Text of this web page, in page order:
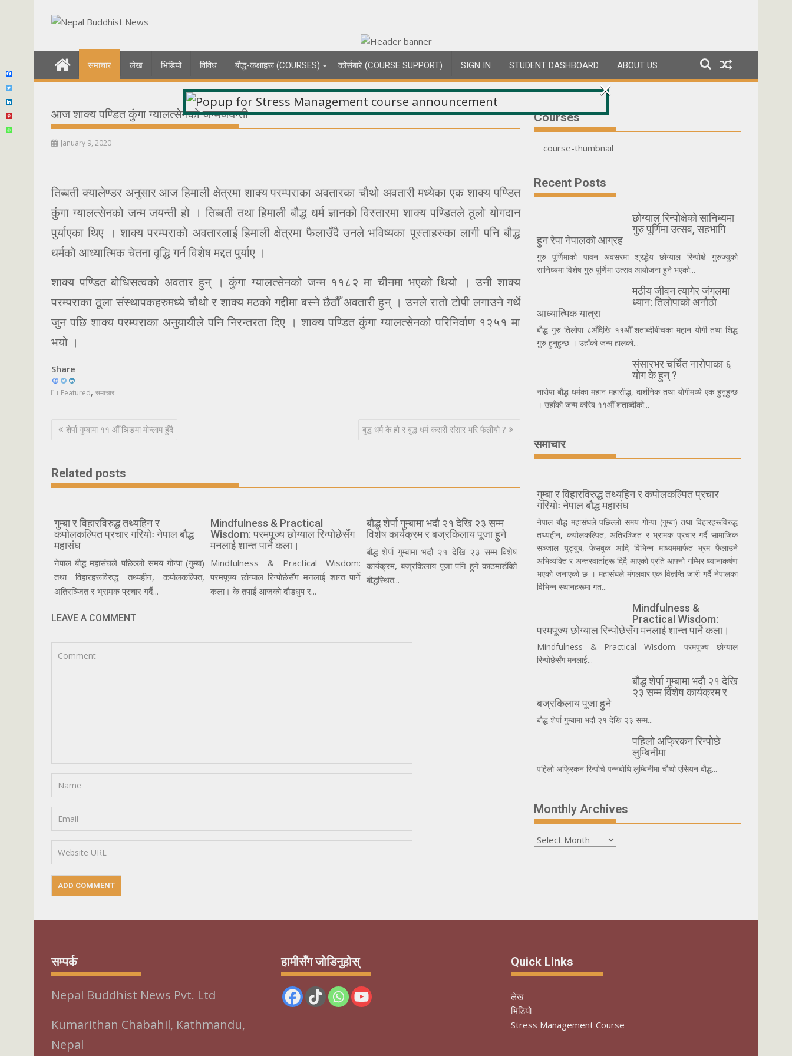
समाचार लेख भिडियो विविध बौद्ध-कक्षाहरू (COURSES) कोर्सबारे (COURSE SUPPORT) SIGN IN STUDENT DASHBOARD ABOUT US
आज शाक्य पण्डित कुंगा ग्यालत्सेनको जन्मजयन्ती
January 9, 2020
तिब्बती क्यालेण्डर अनुसार आज हिमाली क्षेत्रमा शाक्य परम्पराका अवतारका चौथो अवतारी मध्येका एक शाक्य पण्डित
कुंगा ग्यालत्सेनको जन्म जयन्ती हो । तिब्बती तथा हिमाली बौद्ध धर्म ज्ञानको विस्तारमा शाक्य पण्डितले ठूलो योगदान
पुर्याएका थिए । शाक्य परम्पराको अवतारलाई हिमाली क्षेत्रमा फैलाउँदै उनले भविष्यका पूस्ताहरुका लागी पनि बौद्ध
धर्मको आध्यात्मिक चेतना वृद्धि गर्न विशेष मद्दत पुर्याए ।
शाक्य पण्डित बोधिसत्वको अवतार हुन् । कुंगा ग्यालत्सेनको जन्म ११८२ मा चीनमा भएको थियो । उनी शाक्य
परम्पराका ठूला संस्थापकहरुमध्ये चौथो र शाक्य मठको गद्दीमा बस्ने छैठौँ अवतारी हुन् । उनले रातो टोपी लगाउने गर्थे
जुन पछि शाक्य परम्पराका अनुयायीले पनि निरन्तरता दिए । शाक्य पण्डित कुंगा ग्यालत्सेनको परिनिर्वाण १२५१ मा
भयो ।
Share
Featured, समाचार
Post
शेर्पा गुम्बामा ११ औँ ञिङमा मोन्लाम हुँदै बुद्ध धर्म के हो र बुद्ध धर्म कसरी संसार भरि फैलीयो ?
Related posts
गुम्बा र विहारविरुद्ध तथ्यहिन र
कपोलकल्पित प्रचार गरियोः नेपाल बौद्ध
महासंघ
नेपाल बौद्ध महासंघले पछिल्लो समय गोन्पा (गुम्बा)
तथा विहारहरूविरुद्ध तथ्यहीन, कपोलकल्पित,
अतिरञ्जित र भ्रामक प्रचार गर्दै...
Mindfulness & Practical
Wisdom: परमपूज्य छोग्याल रिन्पोछेसँग
मनलाई शान्त पार्ने कला।
Mindfulness & Practical Wisdom:
परमपूज्य छोग्याल रिन्पोछेसँग मनलाई शान्त पार्ने
कला। के तपाईं आजको दौडधुप र...
बौद्ध शेर्पा गुम्बामा भदौ २१ देखि २३ सम्म
विशेष कार्यक्रम र बज्रकिलाय पूजा हुने
बौद्ध शेर्पा गुम्बामा भदौ २१ देखि २३ सम्म विशेष
कार्यक्रम, बज्रकिलाय पूजा पनि हुने काठमाडौँको
बौद्धस्थित...
LEAVE A COMMENT
Courses
Recent Posts
छोग्याल रिन्पोक्षेको सानिध्यमा
गुरु पूर्णिमा उत्सव, सहभागि
हुन रेपा नेपालको आग्रह
गुरु पूर्णिमाको पावन अवसरमा श्रद्धेय छोग्याल रिन्पोक्षे गुरुज्यूको
सानिध्यमा विशेष गुरु पूर्णिमा उत्सव आयोजना हुने भएको...
मठीय जीवन त्यागेर जंगलमा
ध्यान: तिलोपाको अनौठो
आध्यात्मिक यात्रा
बौद्ध गुरु तिलोपा ८औँदेखि ११औँ शताब्दीबीचका महान योगी तथा शिद्ध
गुरु हुनुहुन्छ । उहाँको जन्म हालको...
संसारभर चर्चित नारोपाका ६
योग के हुन् ?
नारोपा बौद्ध धर्मका महान महासीद्ध, दार्शनिक तथा योगीमध्ये एक हुनुहुन्छ
। उहाँको जन्म करिब ११औँ शताब्दीको...
समाचार
गुम्बा र विहारविरुद्ध तथ्यहिन र कपोलकल्पित प्रचार
गरियोः नेपाल बौद्ध महासंघ
नेपाल बौद्ध महासंघले पछिल्लो समय गोन्पा (गुम्बा) तथा विहारहरूविरुद्ध
तथ्यहीन, कपोलकल्पित, अतिरञ्जित र भ्रामक प्रचार गर्दै सामाजिक
सञ्जाल युट्युब, फेसबुक आदि विभिन्न माध्यममार्फत भ्रम फैलाउने
अभिव्यक्ति र अन्तरवार्ताहरू दिदै आएको प्रति आफ्नो गम्भिर ध्यानाकर्षण
भएको जनाएको छ । महासंघले मंगलवार एक विज्ञप्ति जारी गर्दै नेपालका
विभिन्न स्थानहरूमा गत...
Mindfulness &
Practical Wisdom:
परमपूज्य छोग्याल रिन्पोछेसँग मनलाई शान्त पार्ने कला।
Mindfulness & Practical Wisdom: परमपूज्य छोग्याल
रिन्पोछेसँग मनलाई...
बौद्ध शेर्पा गुम्बामा भदौ २१ देखि
२३ सम्म विशेष कार्यक्रम र
बज्रकिलाय पूजा हुने
बौद्ध शेर्पा गुम्बामा भदौ २१ देखि २३ सम्म...
पहिलो अफ्रिकन रिन्पोछे
लुम्बिनीमा
पहिलो अफ्रिकन रिन्पोचे पन्नबोधि लुम्बिनीमा चौथो एसियन बौद्ध...
Monthly Archives
Monthly
सम्पर्क
Nepal Buddhist News Pvt. Ltd
Kumarithan Chabahil, Kathmandu,
Nepal
हामीसँग जोडिनुहोस् Quick Links
लेख
भिडियो
Stress Management Course
×